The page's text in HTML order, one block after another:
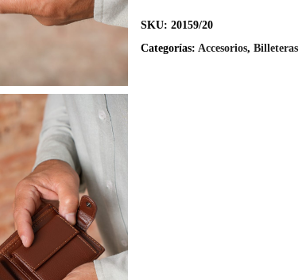
SKU: 20159/20
Categorías: Accesorios, Billeteras